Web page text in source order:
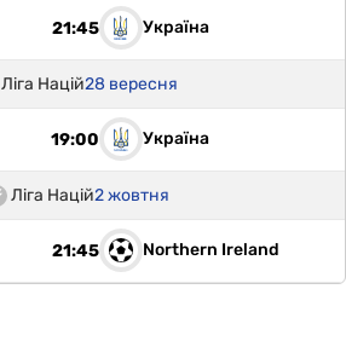
21:45 Україна
Ліга Націй28 вересня
19:00 Україна
Ліга Націй2 жовтня
21:45 Northern Ireland